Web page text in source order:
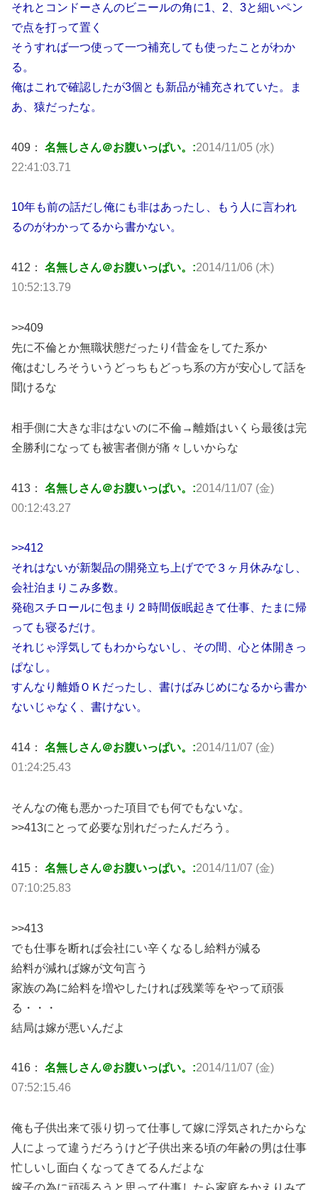
それとコンドーさんのビニールの角に1、2、3と細いペン
で点を打って置く
そうすれば一つ使って一つ補充しても使ったことがわか
る。
俺はこれで確認したが3個とも新品が補充されていた。ま
あ、猿だったな。
409： 名無しさん＠お腹いっぱい。:2014/11/05 (水)
22:41:03.71
10年も前の話だし俺にも非はあったし、もう人に言われ
るのがわかってるから書かない。
412： 名無しさん＠お腹いっぱい。:2014/11/06 (木)
10:52:13.79
>>409
先に不倫とか無職状態だったりｲ昔金をしてた系か
俺はむしろそういうどっちもどっち系の方が安心して話を
聞けるな
相手側に大きな非はないのに不倫→離婚はいくら最後は完
全勝利になっても被害者側が痛々しいからな
413： 名無しさん＠お腹いっぱい。:2014/11/07 (金)
00:12:43.27
>>412
それはないが新製品の開発立ち上げでで３ヶ月休みなし、
会社泊まりこみ多数。
発砲スチロールに包まり２時間仮眠起きて仕事、たまに帰
っても寝るだけ。
それじゃ浮気してもわからないし、その間、心と体開きっ
ぱなし。
すんなり離婚ＯＫだったし、書けばみじめになるから書か
ないじゃなく、書けない。
414： 名無しさん＠お腹いっぱい。:2014/11/07 (金)
01:24:25.43
そんなの俺も悪かった項目でも何でもないな。
>>413にとって必要な別れだったんだろう。
415： 名無しさん＠お腹いっぱい。:2014/11/07 (金)
07:10:25.83
>>413
でも仕事を断れば会社にい辛くなるし給料が減る
給料が減れば嫁が文句言う
家族の為に給料を増やしたければ残業等をやって頑張
る・・・
結局は嫁が悪いんだよ
416： 名無しさん＠お腹いっぱい。:2014/11/07 (金)
07:52:15.46
俺も子供出来て張り切って仕事して嫁に浮気されたからな
人によって違うだろうけど子供出来る頃の年齢の男は仕事
忙しいし面白くなってきてるんだよな